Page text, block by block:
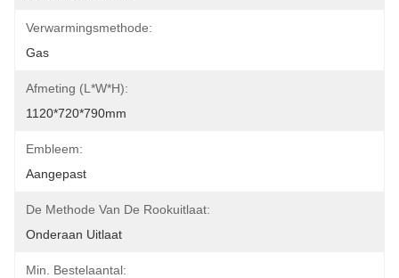
Verwarmingsmethode:
Gas
Afmeting (L*W*H):
1120*720*790mm
Embleem:
Aangepast
De Methode Van De Rookuitlaat:
Onderaan Uitlaat
Min. Bestelaantal: